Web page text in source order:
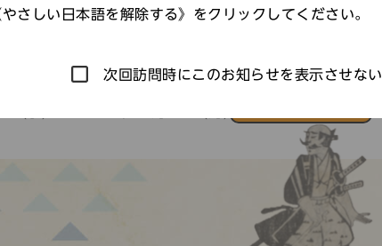
(水) 〜 2026年10月12日(月)
さしい日本語を解除する》をクリックしてください。
次回訪問時にこのお知らせを表示させない